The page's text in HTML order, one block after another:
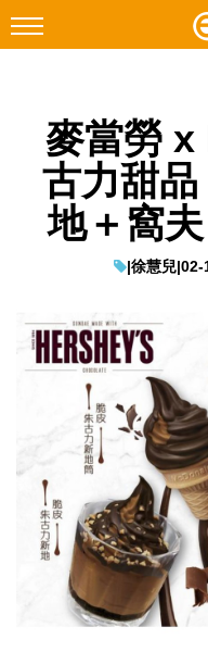
Facebook Instagram
科技焦點
網絡生活
EduTech
生成式AI與雲端應用
Enterprise Digital
特集
麥當勞
古力甜
地＋窩夫
|徐慧兒|02-